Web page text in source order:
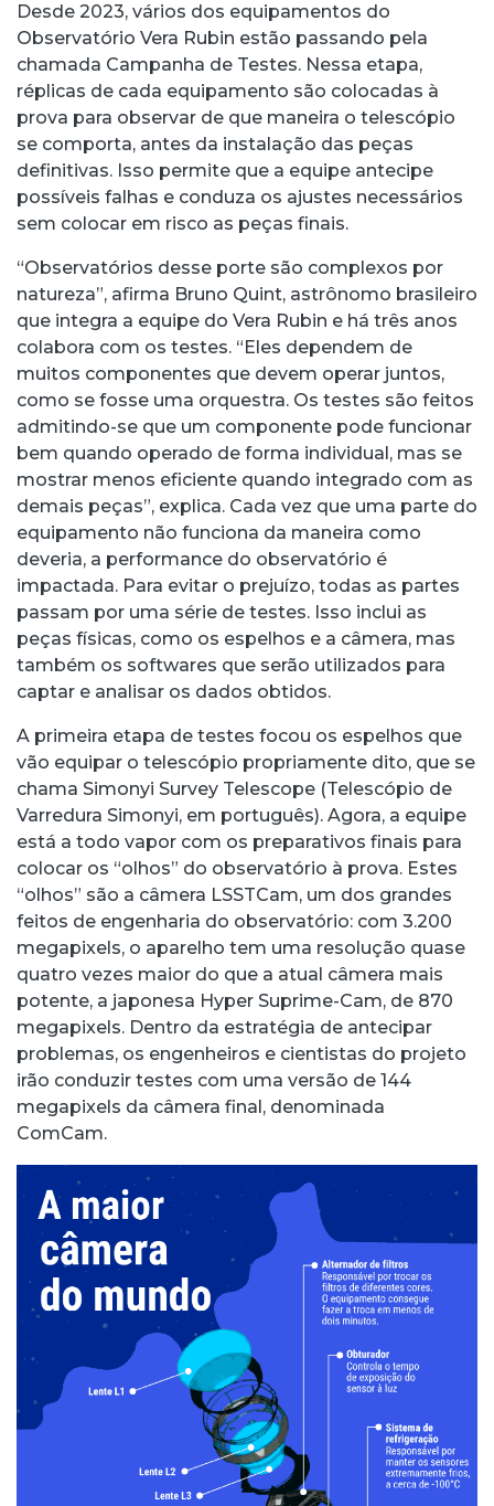
Desde 2023, vários dos equipamentos do
Observatório Vera Rubin estão passando pela
chamada Campanha de Testes. Nessa etapa,
réplicas de cada equipamento são colocadas à
prova para observar de que maneira o telescópio
se comporta, antes da instalação das peças
definitivas. Isso permite que a equipe antecipe
possíveis falhas e conduza os ajustes necessários
sem colocar em risco as peças finais.
“Observatórios desse porte são complexos por
natureza”, afirma Bruno Quint, astrônomo brasileiro
que integra a equipe do Vera Rubin e há três anos
colabora com os testes. “Eles dependem de
muitos componentes que devem operar juntos,
como se fosse uma orquestra. Os testes são feitos
admitindo-se que um componente pode funcionar
bem quando operado de forma individual, mas se
mostrar menos eficiente quando integrado com as
demais peças”, explica. Cada vez que uma parte do
equipamento não funciona da maneira como
deveria, a performance do observatório é
impactada. Para evitar o prejuízo, todas as partes
passam por uma série de testes. Isso inclui as
peças físicas, como os espelhos e a câmera, mas
também os softwares que serão utilizados para
captar e analisar os dados obtidos.
A primeira etapa de testes focou os espelhos que
vão equipar o telescópio propriamente dito, que se
chama Simonyi Survey Telescope (Telescópio de
Varredura Simonyi, em português). Agora, a equipe
está a todo vapor com os preparativos finais para
colocar os “olhos” do observatório à prova. Estes
“olhos” são a câmera LSSTCam, um dos grandes
feitos de engenharia do observatório: com 3.200
megapixels, o aparelho tem uma resolução quase
quatro vezes maior do que a atual câmera mais
potente, a japonesa Hyper Suprime-Cam, de 870
megapixels. Dentro da estratégia de antecipar
problemas, os engenheiros e cientistas do projeto
irão conduzir testes com uma versão de 144
megapixels da câmera final, denominada
ComCam.